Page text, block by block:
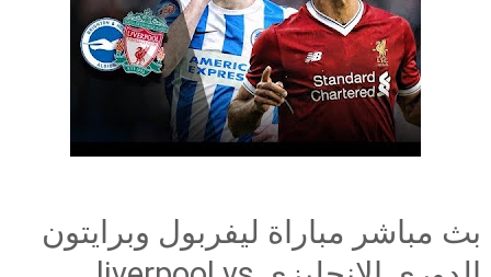
بث مباشر مباراة ليفربول وبرايتون